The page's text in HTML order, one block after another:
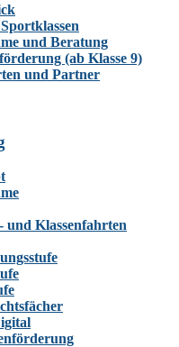
und Beratung
(ab Klasse 9)
und Partner
und Klassenfahrten